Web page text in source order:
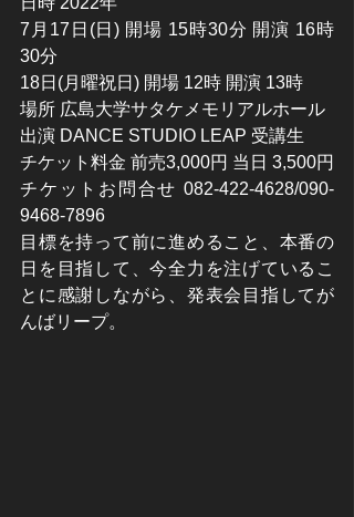
7月17日(日) 開場 15時30分 開演 16時
30分
18日(月曜祝日) 開場 12時 開演 13時
場所 広島大学サタケメモリアルホール
出演 DANCE STUDIO LEAP 受講生
チケット料金 前売3,000円 当日 3,500円
チケットお問合せ 082-422-4628/090-
9468-7896
目標を持って前に進めること、本番の
日を目指して、今全力を注げているこ
とに感謝しながら、発表会目指してが
んばリープ。